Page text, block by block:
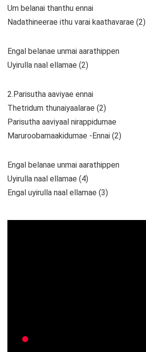
Um belanai thanthu ennai
Nadathineerae ithu varai kaathavarae (2)
Engal belanae unmai aarathippen
Uyirulla naal ellamae (2)
2.Parisutha aaviyae ennai
Thetridum thunaiyaalarae (2)
Parisutha aaviyaal nirappidumae
Maruroobamaakidumae -Ennai (2)
Engal belanae unmai aarathippen
Uyirulla naal ellamae (4)
Engal uyirulla naal ellamae (3)